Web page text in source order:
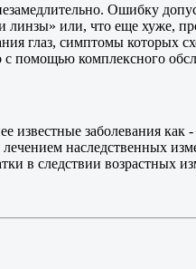
Ошибку
линзы» или, что еще хуже,
глаз, симптомы которых
помощью комплексного
известные заболевания как
лечением наследственных
в следствии возрастных